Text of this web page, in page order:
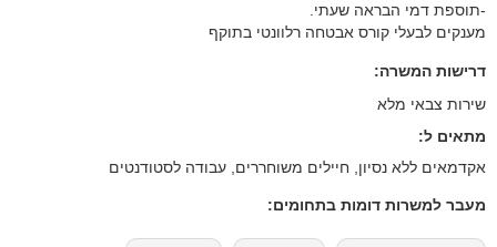
-תוספת דמי הבראה שעתי.
מענקים לבעלי קורס אבטחה רלוונטי בתוקף
דרישות המשרה:
שירות צבאי מלא
מתאים ל:
אקדמאים ללא נסיון, חיילים משוחררים, עבודה לסטודנטים
מעבר למשרות דומות בתחומים: